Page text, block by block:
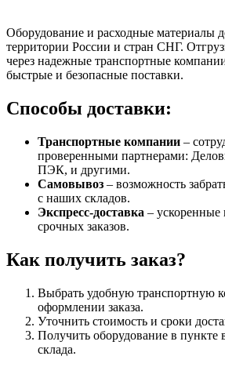
Оборудование и расходные материалы
территории России и стран СНГ.
через надежные транспортные
быстрые и безопасные поставки.
Способы доставки:
Транспортные компании –
проверенными партнерами:
ПЭК, и другими.
Самовывоз – возможность
с наших складов.
Экспресс-доставка – ускоренные
срочных заказов.
Как получить заказ?
Выбрать удобную транспортную
оформлении заказа.
Уточнить стоимость и сроки
Получить оборудование в пункте
склада.